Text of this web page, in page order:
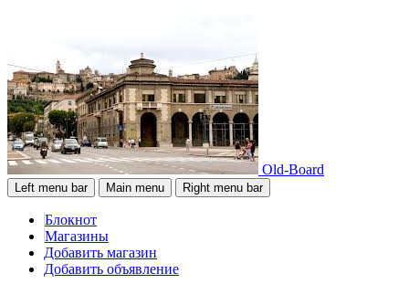
Old-Board
Left menu bar Main menu Right menu bar
Блокнот
Магазины
Добавить магазин
Добавить объявление